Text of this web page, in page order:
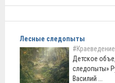
Лесные следопыты
#Краеведение
Детское
следопыты»
Василий ...